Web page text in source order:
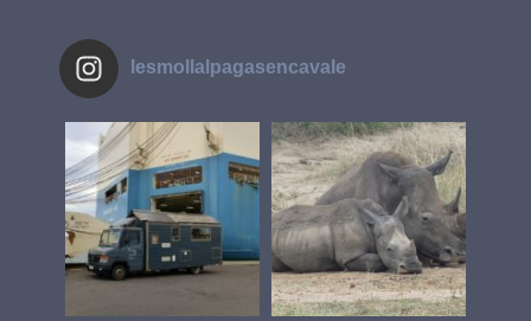
lesmollalpagasencavale